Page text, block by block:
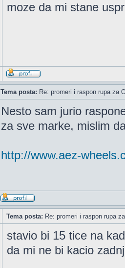
moze da mi stane
Tema posta: Re: promeri i raspon rupa za
Nesto sam jurio
za sve marke, mislim
http://www.aez-
Tema posta: Re: promeri i raspon rupa
stavio bi 15 tice na
da mi ne bi kacio